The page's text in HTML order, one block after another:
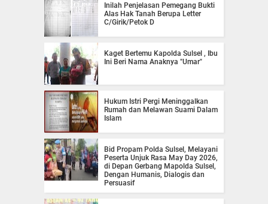
Inilah Penjelasan Pemegang Bukti
Alas Hak Tanah Berupa Letter
C/Girik/Petok D
Kaget Bertemu Kapolda Sulsel , Ibu
Ini Beri Nama Anaknya "Umar"
Hukum Istri Pergi Meninggalkan
Rumah dan Melawan Suami Dalam
Islam
Bid Propam Polda Sulsel, Melayani
Peserta Unjuk Rasa May Day 2026,
di Depan Gerbang Mapolda Sulsel,
Dengan Humanis, Dialogis dan
Persuasif